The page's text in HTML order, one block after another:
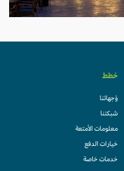
خطط
وُجهاتنا
شبكتنا
معلومات الأمتعة
خيارات الدفع
خدمات خاصة